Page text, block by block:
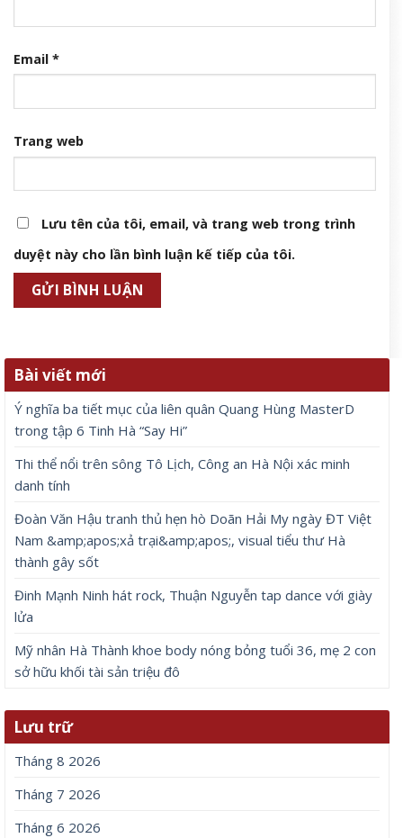
Email *
Trang web
Lưu tên của tôi, email, và trang web trong trình
duyệt này cho lần bình luận kế tiếp của tôi.
Bài viết mới
Ý nghĩa ba tiết mục của liên quân Quang Hùng MasterD
trong tập 6 Tinh Hà “Say Hi”
Thi thể nổi trên sông Tô Lịch, Công an Hà Nội xác minh
danh tính
Đoàn Văn Hậu tranh thủ hẹn hò Doãn Hải My ngày ĐT Việt
Nam &amp;apos;xả trại&amp;apos;, visual tiểu thư Hà
thành gây sốt
Đinh Mạnh Ninh hát rock, Thuận Nguyễn tap dance với giày
lửa
Mỹ nhân Hà Thành khoe body nóng bỏng tuổi 36, mẹ 2 con
sở hữu khối tài sản triệu đô
Lưu trữ
Tháng 8 2026
Tháng 7 2026
Tháng 6 2026